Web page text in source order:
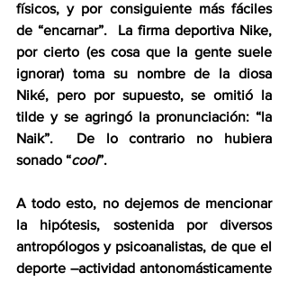
físicos, y por consiguiente más fáciles
de “encarnar”.  La firma deportiva Nike,
por cierto (es cosa que la gente suele
ignorar) toma su nombre de la diosa
Niké, pero por supuesto, se omitió la
tilde y se agringó la pronunciación: “la
Naik”.  De lo contrario no hubiera
sonado “cool”.
A todo esto, no dejemos de mencionar
la hipótesis, sostenida por diversos
antropólogos y psicoanalistas, de que el
deporte –actividad antonomásticamente